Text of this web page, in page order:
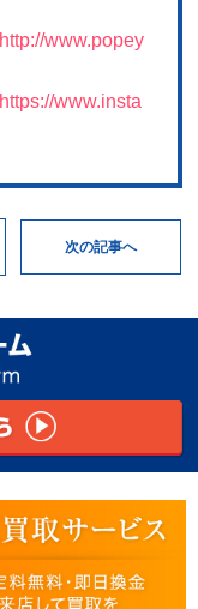
http://www.popey
https://www.insta
次の記事へ